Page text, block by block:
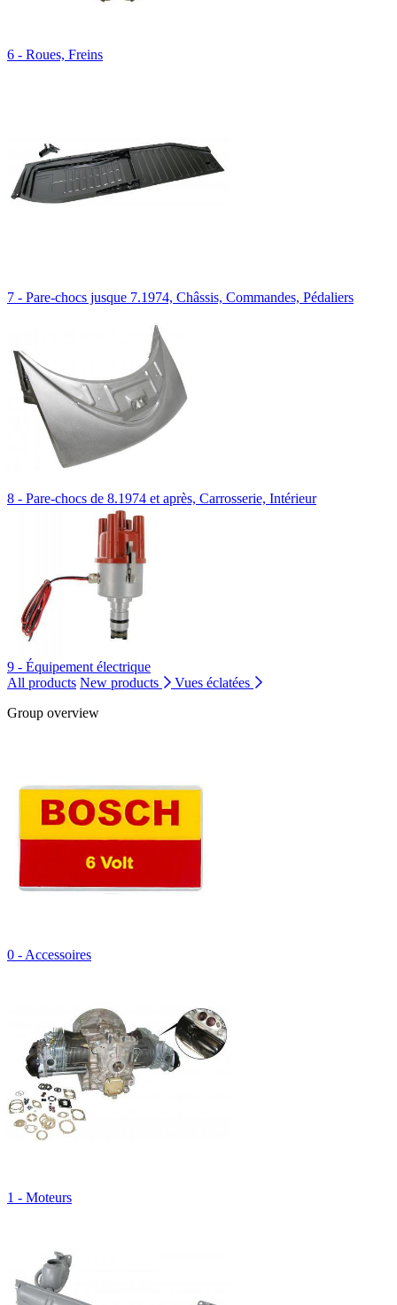
6 - Roues, Freins
7 - Pare-chocs jusque 7.1974, Châssis, Commandes, Pédaliers
8 - Pare-chocs de 8.1974 et après, Carrosserie, Intérieur
9 - Équipement électrique
All products New products
Vues éclatées
Group overview
0 - Accessoires
1 - Moteurs